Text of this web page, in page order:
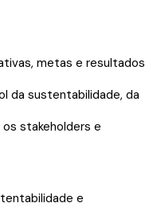
metas e resultados
da sustentabilidade, da
stakeholders e
e